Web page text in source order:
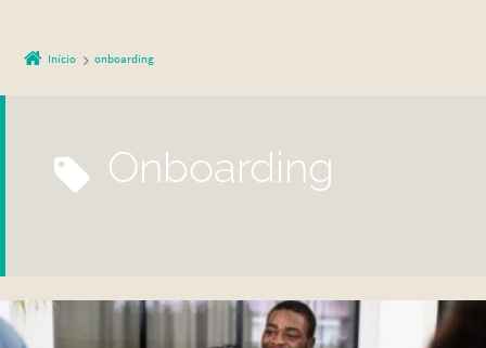
Início onboarding
onboarding